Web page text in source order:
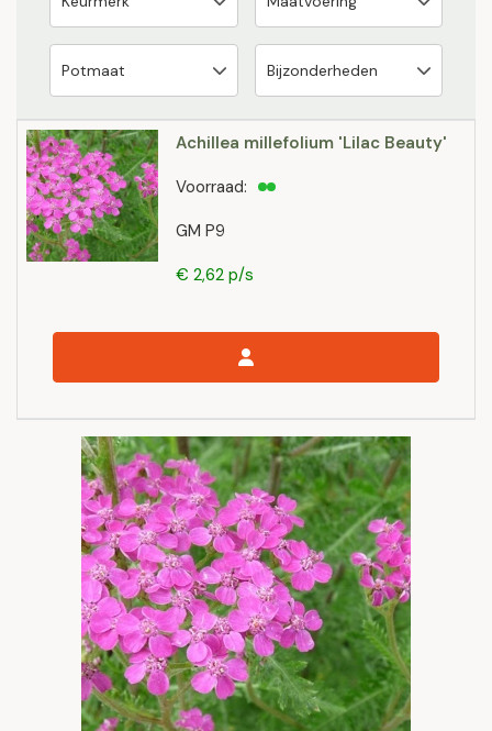
Achillea millefolium 'Lilac Beauty'
GM P9
Voorraad:
€ 2,62 p/s